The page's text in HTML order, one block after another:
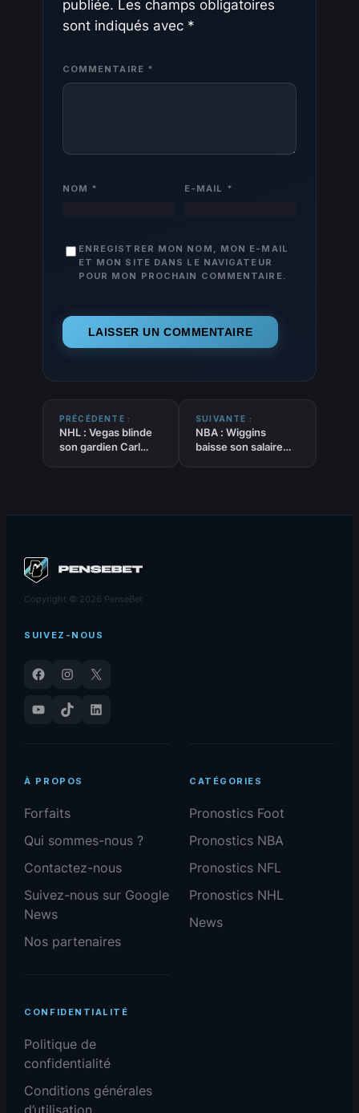
publiée. Les champs obligatoires
sont indiqués avec *
COMMENTAIRE *
NOM * E-MAIL *
ENREGISTRER MON NOM, MON E-MAIL
ET MON SITE DANS LE NAVIGATEUR
POUR MON PROCHAIN COMMENTAIRE.
PRÉCÉDENTE :
NHL : Vegas blinde
son gardien Carl
SUIVANTE :
NBA : Wiggins
baisse son salaire
Copyright © 2026 PenseBet
SUIVEZ-NOUS
Facebook Instagram
X
YouTube
TikTok LinkedIn
À PROPOS
Forfaits
Qui sommes-nous ?
Contactez-nous
Suivez-nous sur Google
News
Nos partenaires
CATÉGORIES
Pronostics Foot
Pronostics NBA
Pronostics NFL
Pronostics NHL
News
CONFIDENTIALITÉ
Politique de
confidentialité
Conditions générales
d’utilisation